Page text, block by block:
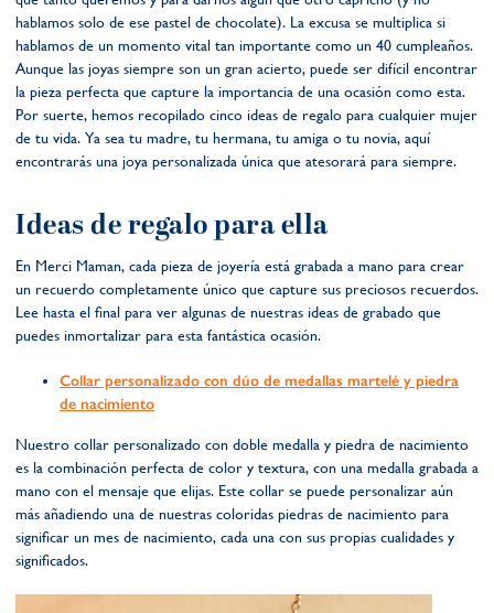
hablamos solo de ese pastel de chocolate). La excusa se multiplica si
hablamos de un momento vital tan importante como un 40 cumpleaños.
Aunque las joyas siempre son un gran acierto, puede ser difícil encontrar
la pieza perfecta que capture la importancia de una ocasión como esta.
Por suerte, hemos recopilado cinco ideas de regalo para cualquier mujer
de tu vida. Ya sea tu madre, tu hermana, tu amiga o tu novia, aquí
encontrarás una joya personalizada única que atesorará para siempre.
Ideas de regalo para ella
En Merci Maman, cada pieza de joyería está grabada a mano para crear
un recuerdo completamente único que capture sus preciosos recuerdos.
Lee hasta el final para ver algunas de nuestras ideas de grabado que
puedes inmortalizar para esta fantástica ocasión.
Collar personalizado con dúo de medallas martelé y piedra
de nacimiento
Nuestro collar personalizado con doble medalla y piedra de nacimiento
es la combinación perfecta de color y textura, con una medalla grabada a
mano con el mensaje que elijas. Este collar se puede personalizar aún
más añadiendo una de nuestras coloridas piedras de nacimiento para
significar un mes de nacimiento, cada una con sus propias cualidades y
significados.